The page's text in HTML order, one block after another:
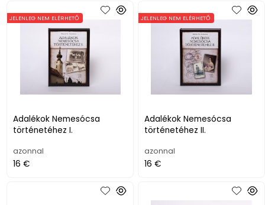
Adalékok Nemesócsa
történetéhez I.
JELENLEG NEM ELÉRHETŐ
azonnal
16 €
Adalékok Nemesócsa
történetéhez II.
JELENLEG NEM ELÉRHETŐ
azonnal
16 €